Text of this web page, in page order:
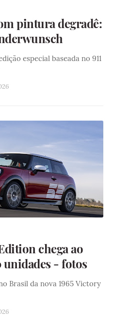
pintura degradê:
especial baseada no 911
chega ao
unidades - fotos
Brasil da nova 1965 Victory